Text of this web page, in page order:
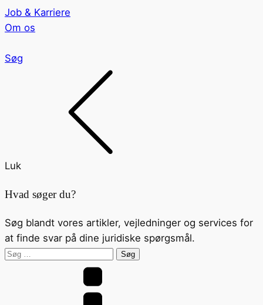
Job & Karriere
Om os
Søg
Luk
Hvad søger du?
Søg blandt vores artikler, vejledninger og services for
at finde svar på dine juridiske spørgsmål.
Søg